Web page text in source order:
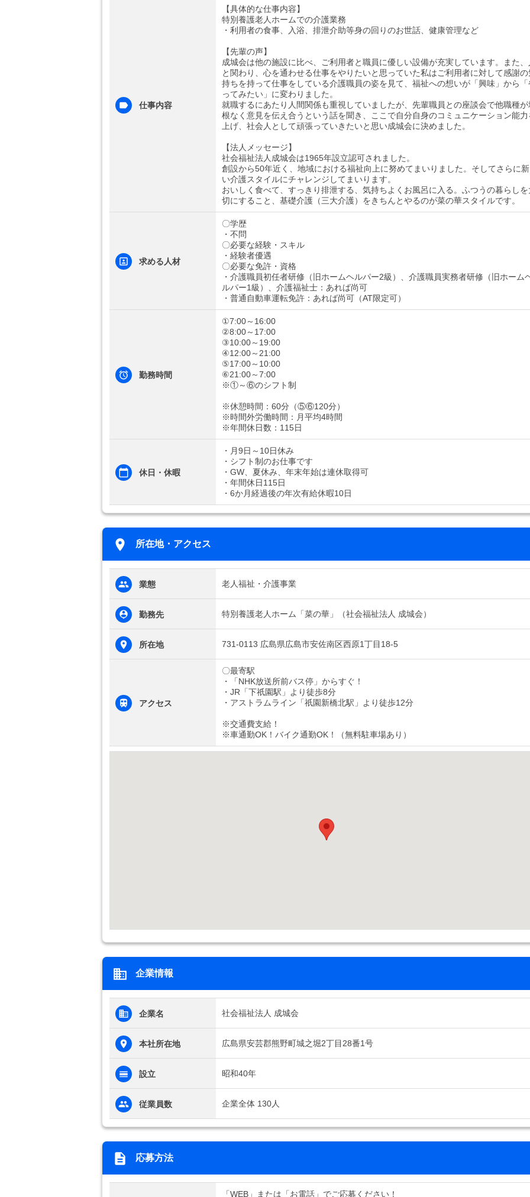
仕事内容
【具体的な仕事内容】
特別養護老人ホームでの介護業務
・利用者の食事、入浴、排泄介助等身の回りのお世話、健康管理など
【先輩の声】
成城会は他の施設に比べ、ご利用者と職員に優しい設備が充実しています。また、
と関わり、心を通わせる仕事をやりたいと思っていた私はご利用者に対して感謝の
持ちを持って仕事をしている介護職員の姿を見て、福祉への想いが「興味」から「
ってみたい」に変わりました。
就職するにあたり人間関係も重視していましたが、先輩職員との座談会で他職種が
根なく意見を伝え合うという話を聞き、ここで自分自身のコミュニケーション能力
上げ、社会人として頑張っていきたいと思い成城会に決めました。
【法人メッセージ】
社会福祉法人成城会は1965年設立認可されました。
創設から50年近く、地域における福祉向上に努めてまいりました。そしてさらに
い介護スタイルにチャレンジしてまいります。
おいしく食べて、すっきり排泄する、気持ちよくお風呂に入る。ふつうの暮らしを
切にすること、基礎介護（三大介護）をきちんとやるのが菜の華スタイルです。
求める人材
〇学歴
・不問
〇必要な経験・スキル
・経験者優遇
〇必要な免許・資格
・介護職員初任者研修（旧ホームヘルパー2級）、介護職員実務者研修（旧ホーム
ルパー1級）、介護福祉士：あれば尚可
・普通自動車運転免許：あれば尚可（AT限定可）
勤務時間
①7:00～16:00
②8:00～17:00
③10:00～19:00
④12:00～21:00
⑤17:00～10:00
⑥21:00～7:00
※①～⑥のシフト制
※休憩時間：60分（⑤⑥120分）
※時間外労働時間：月平均4時間
※年間休日数：115日
休日・休暇
・月9日～10日休み
・シフト制のお仕事です
・GW、夏休み、年末年始は連休取得可
・年間休日115日
・6か月経過後の年次有給休暇10日
所在地・アクセス
業態 老人福祉・介護事業
勤務先 特別養護老人ホーム「菜の華」（社会福祉法人 成城会）
所在地 731-0113 広島県広島市安佐南区西原1丁目18-5
アクセス
〇最寄駅
・「NHK放送所前バス停」からすぐ！
・JR「下祇園駅」より徒歩8分
・アストラムライン「祇園新橋北駅」より徒歩12分
※交通費支給！
※車通勤OK！バイク通勤OK！（無料駐車場あり）
企業情報
企業名 社会福祉法人 成城会
本社所在地 広島県安芸郡熊野町城之堀2丁目28番1号
設立 昭和40年
従業員数 企業全体 130人
応募方法
「WEB」または「お電話」でご応募ください！